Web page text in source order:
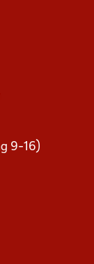
9-16)